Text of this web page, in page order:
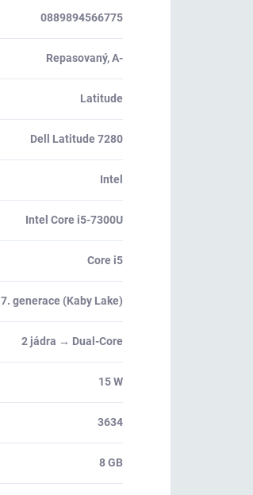
0889894566775
Repasovaný, A-
Latitude
Dell Latitude 7280
Intel
Intel Core i5-7300U
Core i5
7. generace (Kaby Lake)
2 jádra → Dual-Core
15 W
3634
8 GB